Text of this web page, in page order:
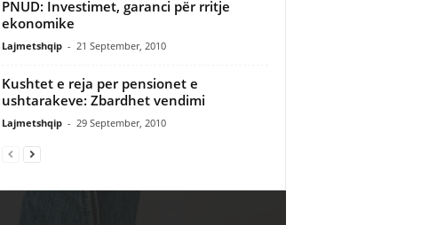
PNUD: Investimet, garanci për rritje
ekonomike
Lajmetshqip - 21 September, 2010
Kushtet e reja per pensionet e
ushtarakeve: Zbardhet vendimi
Lajmetshqip - 29 September, 2010